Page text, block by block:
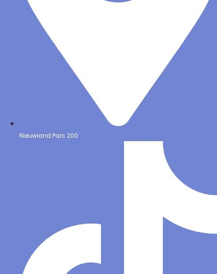
Nieuwland Parc 200